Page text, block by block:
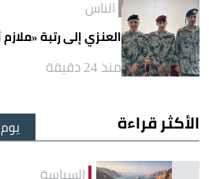
الناس
العنزي إلى رتبة
منذ 24 دقيقة
الأكثر قراءة يوم